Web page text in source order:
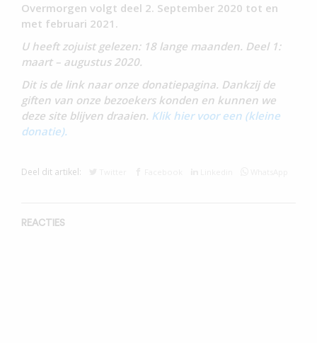
Overmorgen volgt deel 2. September 2020 tot en
met februari 2021.
U heeft zojuist gelezen: 18 lange maanden. Deel 1:
maart – augustus 2020.
Dit is de link naar onze donatiepagina. Dankzij de
giften van onze bezoekers konden en kunnen we
deze site blijven draaien. Klik hier voor een (kleine
donatie).
Deel dit artikel:
REACTIES